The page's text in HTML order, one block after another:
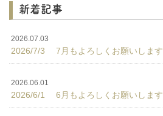
新着記事
2026.07.03
2026/7/3 7月もよろしくお願いします
2026.06.01
2026/6/1 6月もよろしくお願いします